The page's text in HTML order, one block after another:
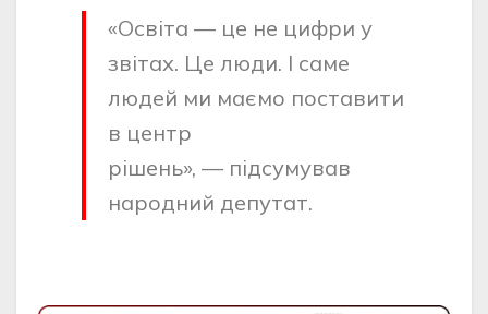
«Освіта — це не цифри у
звітах. Це люди. І саме
людей ми маємо поставити
в центр
рішень», — підсумував
народний депутат.